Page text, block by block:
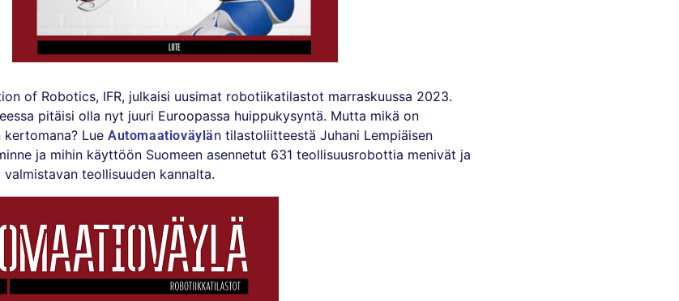
of Robotics, IFR, julkaisi uusimat robotiikatilastot marraskuussa 2023.
pitäisi olla nyt juuri Euroopassa huippukysyntä. Mutta mikä on
Lue Automaatioväylän tilastoliitteestä Juhani Lempiäisen
ja mihin käyttöön Suomeen asennetut 631 teollisuusrobottia menivät ja
teollisuuden kannalta.